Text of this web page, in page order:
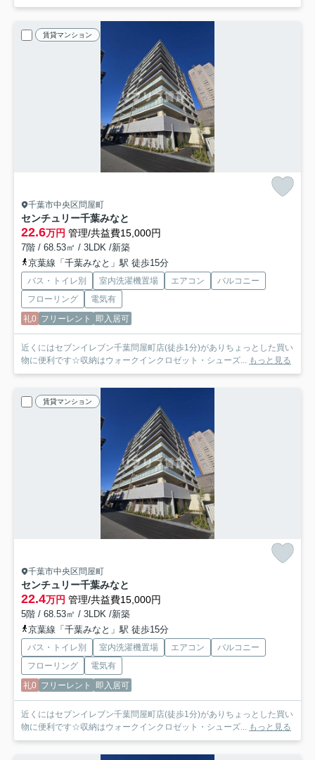
賃貸マンション
千葉市中央区問屋町
センチュリー千葉みなと
22.6万円 管理/共益費15,000円
7階 / 68.53㎡ / 3LDK /新築
京葉線「千葉みなと」駅 徒歩15分
バス・トイレ別 室内洗濯機置場 エアコン
バルコニー
フローリング
電気有
礼0 フリーレント 即入居可
近くにはセブンイレブン千葉問屋町店(徒歩1分)がありちょっとした買い
物に便利です☆収納はウォークインクロゼット・シューズ... もっと見る
賃貸マンション
千葉市中央区問屋町
センチュリー千葉みなと
22.4万円 管理/共益費15,000円
5階 / 68.53㎡ / 3LDK /新築
京葉線「千葉みなと」駅 徒歩15分
バス・トイレ別 室内洗濯機置場 エアコン
バルコニー
フローリング
電気有
礼0 フリーレント 即入居可
近くにはセブンイレブン千葉問屋町店(徒歩1分)がありちょっとした買い
物に便利です☆収納はウォークインクロゼット・シューズ... もっと見る